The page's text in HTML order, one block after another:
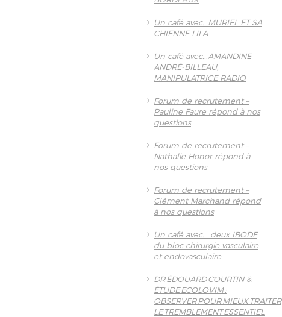
Un café avec...MURIEL ET SA
CHIENNE LILA
Un café avec...AMANDINE
ANDRÉ-BILLEAU,
MANIPULATRICE RADIO
Forum de recrutement –
Pauline Faure répond à nos
questions
Forum de recrutement –
Nathalie Honor répond à
nos questions
Forum de recrutement –
Clément Marchand répond
à nos questions
Un café avec... deux IBODE
du bloc chirurgie vasculaire
et endovasculaire
DR ÉDOUARD COURTIN &
ÉTUDE ECOLOVIM :
OBSERVER POUR MIEUX TRAITER
LE TREMBLEMENT ESSENTIEL